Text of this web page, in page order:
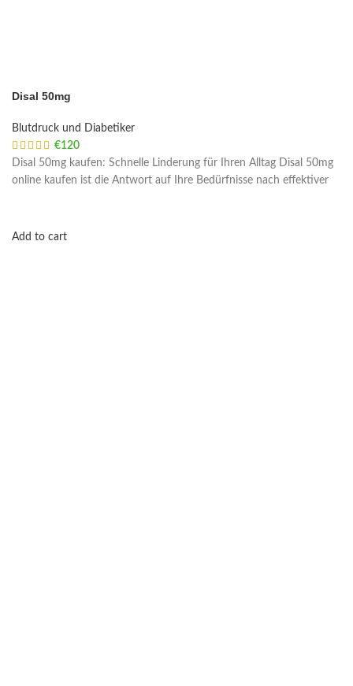
Disal 50mg
Blutdruck und Diabetiker
€120
Disal 50mg kaufen: Schnelle Linderung für Ihren Alltag Disal 50mg
online kaufen ist die Antwort auf Ihre Bedürfnisse nach effektiver
Add to cart